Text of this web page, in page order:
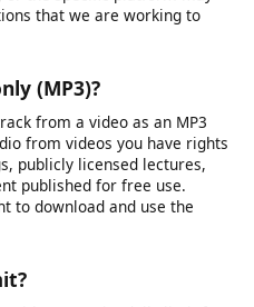
not working?
reasons: the source video
private, your internet
file may be too large for your
may have changed its URL
that the video URL still
try copying the URL again and
our platform may be
or the specific platform may